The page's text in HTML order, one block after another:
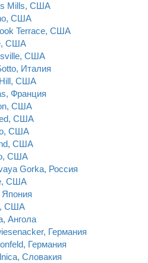
Mills, США
США
Terrace, США
США
США
Италия
США
Франция
США
США
США
США
США
Gorka, Россия
США
США
Ангола
Германия
Германия
Словакия